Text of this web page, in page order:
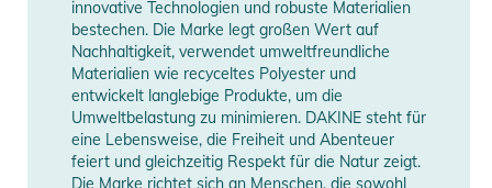
- 30% recyceltes ABS, 70% ABS spritzgegossene Hartschale
- 100% recyceltes EPD-Schaumfutter
- 100% Polyester offenzelliges gepolstertes Futter
- Fidlock® magnetische Gurtschnalle mit Einhandbedienung
- Audiosystem kompatibel
- Brillenbandhalterung
- 100% recyceltes PET-Gurtband
innovative Technologien und robuste Materialien
bestechen. Die Marke legt großen Wert auf
Nachhaltigkeit, verwendet umweltfreundliche
Materialien wie recyceltes Polyester und
entwickelt langlebige Produkte, um die
Umweltbelastung zu minimieren. DAKINE steht für
eine Lebensweise, die Freiheit und Abenteuer
feiert und gleichzeitig Respekt für die Natur zeigt.
Die Marke richtet sich an Menschen, die sowohl